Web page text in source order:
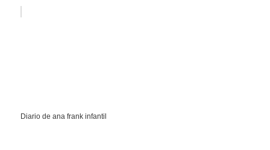
Diario de ana frank infantil